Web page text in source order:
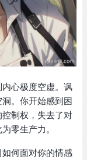
心极度空虚。讽
。你开始感到困
制权，失去了对
零生产力。
何面对你的情感